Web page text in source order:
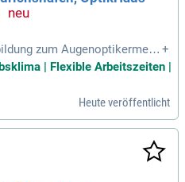
zum Augenoptikermeist
für einen Betrieb und ein Te
ist von Vorteil,
+
| Flexible Arbeitszeiten |
Heute veröffentlicht